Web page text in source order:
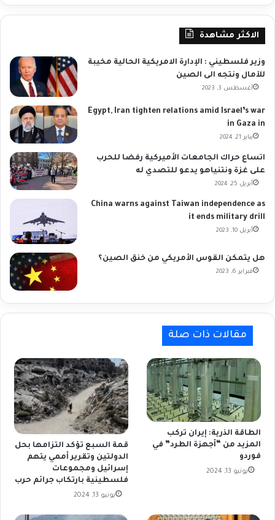
الاكثر مشاهدة
وزير فلسطيني : الإدارة الامريكية الحالية مخيبة
للآمال ونتجه الى الصين
أغسطس 3, 2023
Egypt, Iran tighten relations amid Israel’s war
in Gaza in
يناير 21, 2024
اتساع حراك الجامعات الأميركية رفضا للحرب
على غزة ونتنياهو يدعو للتصدي له
أبريل 25, 2024
China warns against Taiwan independence as
it ends military drill
أبريل 10, 2023
هل يتمكن القوس الأمريكي من خنق الصين؟
فبراير 6, 2023
مقالات ذات صلة
الطاقة الذرية: إيران تركب
المزيد من “أجهزة الطرد” في
فوردو
يونيو 13, 2024
قمة السبع تؤكد التزامها بحل
الدولتين وتقرير أممي يتهم
إسرائيل ومجموعات
فلسطينية بارتكاب جرائم حرب
يونيو 13, 2024